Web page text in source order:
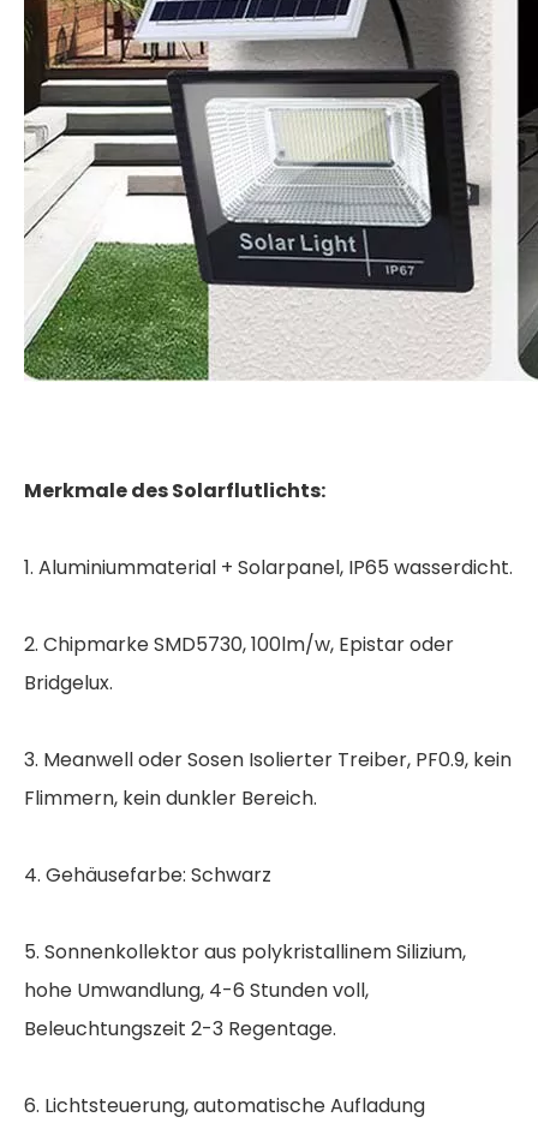
Merkmale des Solarflutlichts:
1. Aluminiummaterial + Solarpanel, IP65 wasserdicht.
2. Chipmarke SMD5730, 100lm/w, Epistar oder
Bridgelux.
3. Meanwell oder Sosen Isolierter Treiber, PF0.9, kein
Flimmern, kein dunkler Bereich.
4. Gehäusefarbe: Schwarz
5. Sonnenkollektor aus polykristallinem Silizium,
hohe Umwandlung, 4-6 Stunden voll,
Beleuchtungszeit 2-3 Regentage.
6. Lichtsteuerung, automatische Aufladung